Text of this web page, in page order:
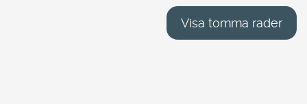
Visa tomma rader